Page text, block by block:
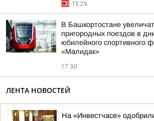
15:29
В Башкортостане
пригородных поездов в
юбилейного спортивного
«Малидак»
17:30
ЛЕНТА НОВОСТЕЙ
На «Инвестчасе»